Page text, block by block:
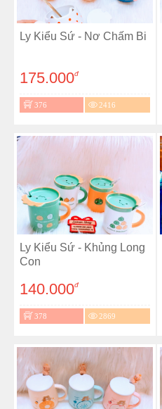
Ly Kiểu Sứ - Nơ Chấm Bi
175.000đ
376 2416
Ly Kiểu Sứ - Khủng Long
Con
140.000đ
378 2869